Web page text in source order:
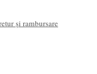
și rambursare